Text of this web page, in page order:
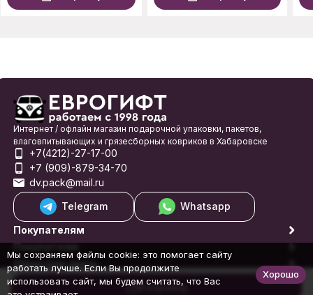
В корзину
Интернет / офлайн магазин подарочной упаковки, пакетов,
влаговпитывающих и грязесборных ковриков в Хабаровске
+7(4212)-27-17-00
+7 (909)-879-34-70
dv.pack@mail.ru
Telegram
Whatsapp
Покупателям
Покупателю
Обратная связь
© 1998-2026 Еврогифт
Мы сохраняем файлы cookie: это помогает сайту
работать лучше. Если Вы продолжите
использовать сайт, мы будем считать, что Вас
Хорошо